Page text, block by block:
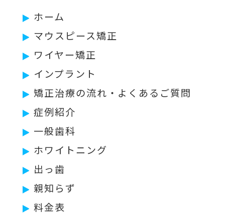
ホーム
マウスピース矯正
ワイヤー矯正
インプラント
矯正治療の流れ・よくあるご質問
症例紹介
一般歯科
ホワイトニング
出っ歯
親知らず
料金表